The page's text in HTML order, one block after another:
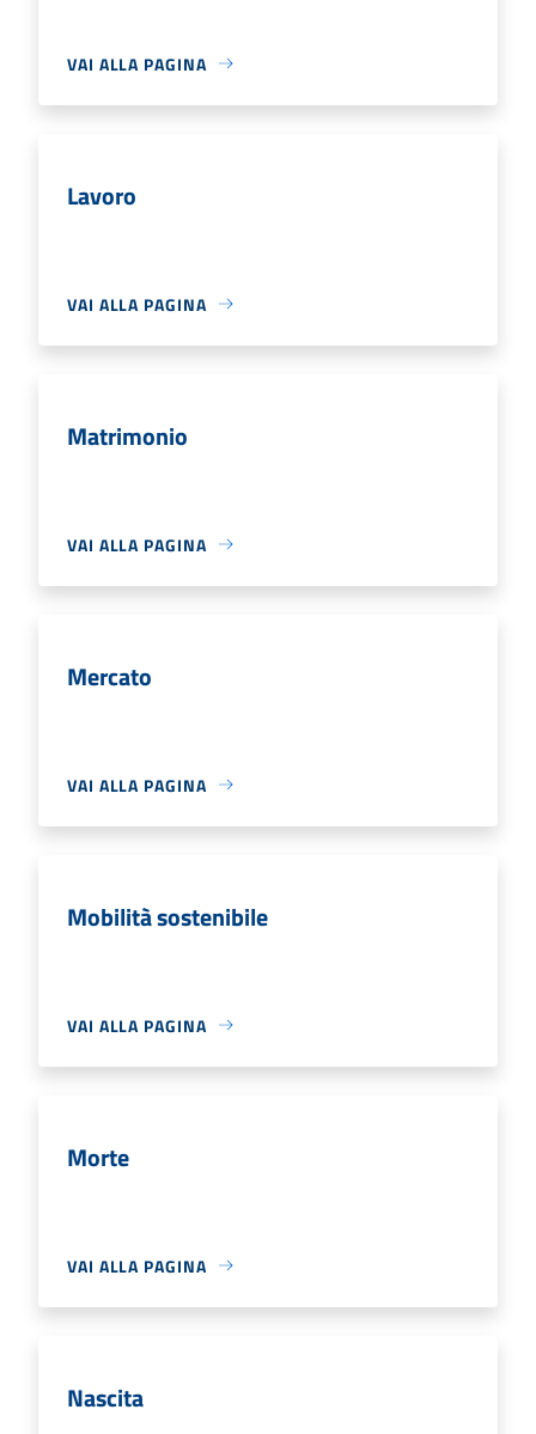
VAI ALLA PAGINA
Lavoro
VAI ALLA PAGINA
Matrimonio
VAI ALLA PAGINA
Mercato
VAI ALLA PAGINA
Mobilità sostenibile
VAI ALLA PAGINA
Morte
VAI ALLA PAGINA
Nascita